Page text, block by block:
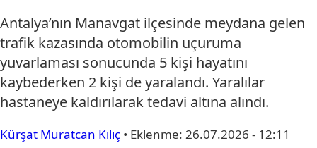
Antalya’nın Manavgat ilçesinde meydana gelen
trafik kazasında otomobilin uçuruma
yuvarlaması sonucunda 5 kişi hayatını
kaybederken 2 kişi de yaralandı. Yaralılar
hastaneye kaldırılarak tedavi altına alındı.
Kürşat Muratcan Kılıç • Eklenme: 26.07.2026 - 12:11